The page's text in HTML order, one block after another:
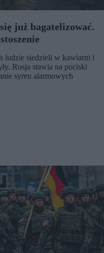
już bagatelizować.
ludzie siedzieli w kawiarni i
Rosja stawia na pociski
syren alarmowych